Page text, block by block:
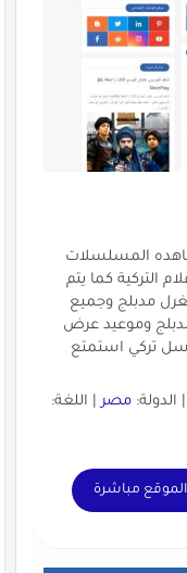
المسلسلات
التركية كما يتم
مدبلج وجميع
وموعيد عرض
تركي استمتع
مصر| اللغة:
الموقع مباشرة